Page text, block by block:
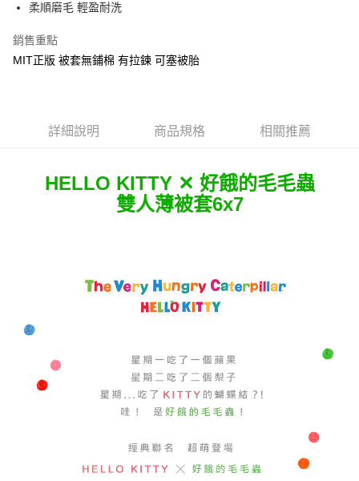
Google Pay
柔順磨毛 輕盈耐洗
銷售重點
MIT正版 被套無鋪棉 有拉鍊 可塞被胎
詳細說明 商品規格 相關推薦
HELLO KITTY ✕ 好餓的毛毛蟲
雙人薄被套6x7